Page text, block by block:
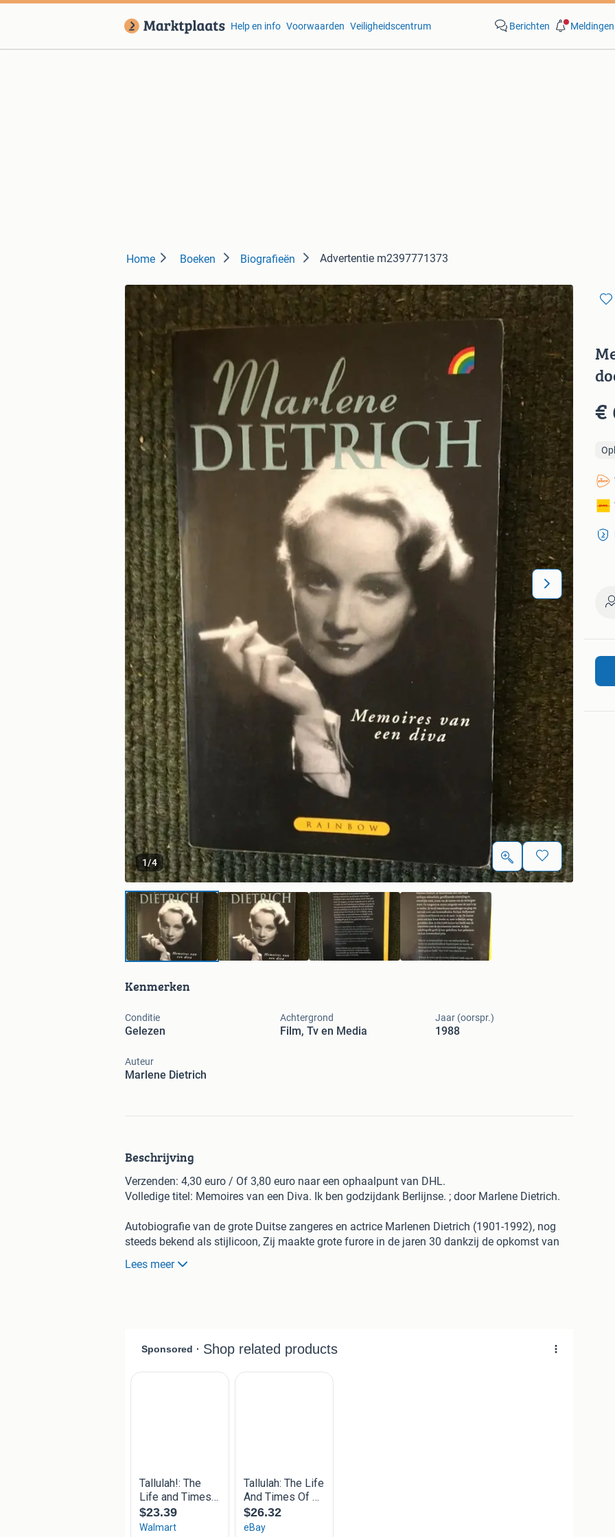
Help en info Voorwaarden Veiligheidscentrum Berichten Meldingen
Home Boeken Biografieën Advertentie m2397771373
1/4
Kenmerken
Conditie
Gelezen
Achtergrond
Film, Tv en Media
Jaar (oorspr.)
1988
Auteur
Marlene Dietrich
Beschrijving
Verzenden: 4,30 euro / Of 3,80 euro naar een ophaalpunt van DHL.
Volledige titel: Memoires van een Diva. Ik ben godzijdank Berlijnse. ; door Marlene Dietrich.
Autobiografie van de grote Duitse zangeres en actrice Marlenen Dietrich (1901-1992), nog
steeds bekend als stijlicoon, Zij maakte grote furore in de jaren 30 dankzij de opkomst van
de film waarin zij hoofdrollen speelde zoals De Blauwe Engel waarin zij een zwoele en
verleidelijke revue zangeres uitbeeldt. Daarna verplaatste zij zich naar Amerika om daar op
wereldoorlog. Tot in de jaren 50 bleef zijn internationaal populair en speelde grootse rollen en
het anti-oorlogs lied Where have all the flowers gone.
het boek.
Format: 3/4 formaat soft cover met geplastificeerde kaft.
Nederlandstalig, 304 bladzijden
Uitgegeven: Eerste uitgave in Duitsland in 1988. Dit is de Nederlandse vertaling. Rainbow
Lees meer
€